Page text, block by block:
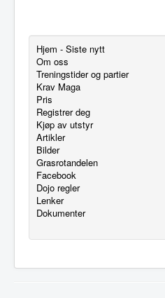
Hjem - Siste nytt
Om oss
Treningstider og partier
Krav Maga
Pris
Registrer deg
Kjøp av utstyr
Artikler
Bilder
Grasrotandelen
Facebook
Dojo regler
Lenker
Dokumenter